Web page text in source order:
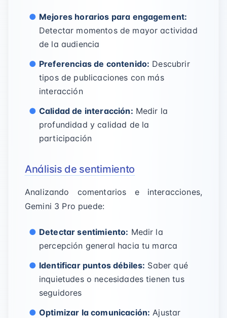
Mejores horarios para engagement:
Detectar momentos de mayor actividad
de la audiencia
Preferencias de contenido: Descubrir
tipos de publicaciones con más
interacción
Calidad de interacción: Medir la
profundidad y calidad de la
participación
Análisis de sentimiento
Analizando comentarios e interacciones,
Gemini 3 Pro puede:
Detectar sentimiento: Medir la
percepción general hacia tu marca
Identificar puntos débiles: Saber qué
inquietudes o necesidades tienen tus
seguidores
Optimizar la comunicación: Ajustar